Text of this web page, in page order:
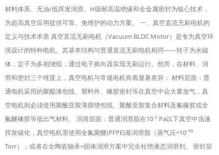
材料体系、无油/低挥发润滑、H级耐高温绝缘和全金属密封为核心技术，
为超高真空应用提供可靠、免维护的动力方案。 一、真空直流无刷电机的
定义与技术本质 真空直流无刷电机（Vacuum BLDC Motor）是专为真空环
境设计的特种电机。其基本结构与普通直流无刷电机相同——转子为永磁
体，定子为多相绕组，通过电子换向器实现无刷运行。然而，在材料、润
滑和密封三个维度上，真空电机与常规电机有着显著差异： 材料层面：普
通电机采用的聚酯漆包线、塑料件、橡胶密封等在真空中会大量放气，真
空电机则必须使用聚酰亚胺薄膜绕包线、聚酰亚胺复合材料及氟橡胶或全
氟醚橡胶等低出气材料。 润滑层面：普通润滑脂在10⁻² Pa以下真空中迅速
挥发碳化，真空电机需使用全氟聚醚(PFPE)基润滑脂（蒸气压<10⁻¹⁰
Torr），或者在全陶瓷轴承+固体润滑方案中完全杜绝液态润滑剂。 密封层